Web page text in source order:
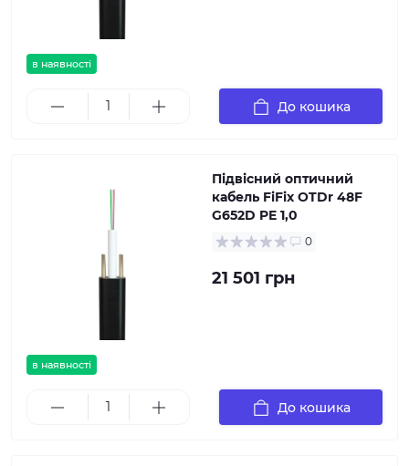
в наявності
До кошика
в наявності
Підвісний оптичний
кабель FiFix OTDr 48F
G652D PE 1,0
0
21 501 грн
До кошика